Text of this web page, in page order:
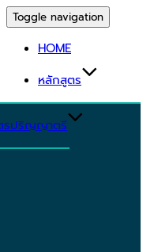
Toggle navigation
HOME
หลักสูตร
รปริญญาตรี